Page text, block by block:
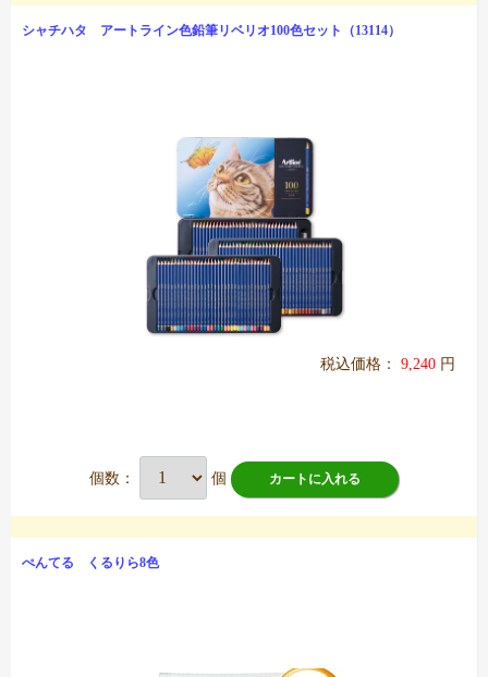
シャチハタ アートライン色鉛筆リベリオ100色セット（13114）
税込価格： 9,240 円
個数： 個 カートに入れる
ぺんてる くるりら8色